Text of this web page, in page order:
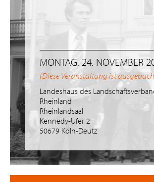
MONTAG, 24. NOVEMBER
(Diese Veranstaltung ist
Landeshaus des
Rheinland
Rheinlandsaal
Kennedy-Ufer 2
50679 Köln-Deutz